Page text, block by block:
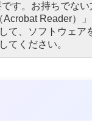
す。お持ちでな
Acrobat Reader）
て、ソフトウェア
てください。